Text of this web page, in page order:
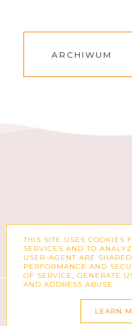
ARCHIWUM
KSIĄŻKACH,
BLOG
THIS SITE USES COOKIES
SERVICES AND TO
USER-AGENT ARE
PERFORMANCE AND
OF SERVICE, GENERATE
AND ADDRESS ABUSE.
LEARN